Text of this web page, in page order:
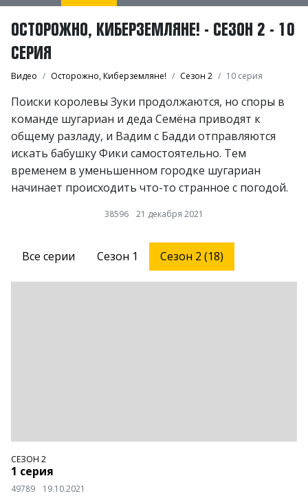
ОСТОРОЖНО, КИБЕРЗЕМЛЯНЕ! - СЕЗОН 2 - 10
СЕРИЯ
Видео Осторожно, Киберземляне! Сезон 2 10 серия
Поиски королевы Зуки продолжаются, но споры в
команде шугариан и деда Семёна приводят к
общему разладу, и Вадим с Бадди отправляются
искать бабушку Фики самостоятельно. Тем
временем в уменьшенном городке шугариан
начинает происходить что-то странное с погодой.
38596 21 декабря 2021
Все серии Сезон 1 Сезон 2 (18)
СЕЗОН 2
1 серия
49789 19.10.2021